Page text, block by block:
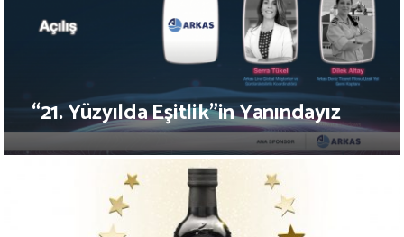
“21. Yüzyılda Eşitlik”in Yanındayız